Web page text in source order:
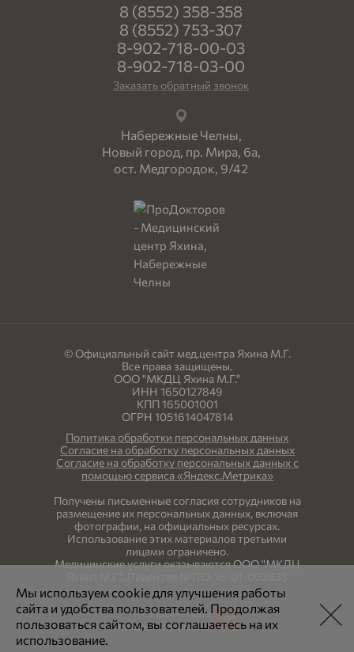
8 (8552) 358-358
8 (8552) 753-307
8-902-718-00-03
8-902-718-03-00
Заказать обратный звонок
Набережные Челны,
Новый город, пр. Мира, 6а,
ост. Медгородок, 9/42
© Официальный сайт мед.центра Яхина М.Г.
Все права защищены.
ООО "МКДЦ Яхина М.Г."
ИНН 1650127849
КПП 165001001
ОГРН 1051614047814
Политика обработки персональных данных
Согласие на обработку персональных данных
Согласие на обработку персональных данных с
помощью сервиса «Яндекс.Метрика»
Получены письменные согласия сотрудников на
размещение их персональных данных, включая
фотографии, на официальных ресурсах.
Использование этих материалов третьими
лицами ограничено.
Медицинские услуги оказываются ООО "МКДЦ
Создание сайта
Интернет-студия LELI
Мы используем cookie для улучшения работы
сайта и удобства пользователей. Продолжая
пользоваться сайтом, вы соглашаетесь на их
использование.